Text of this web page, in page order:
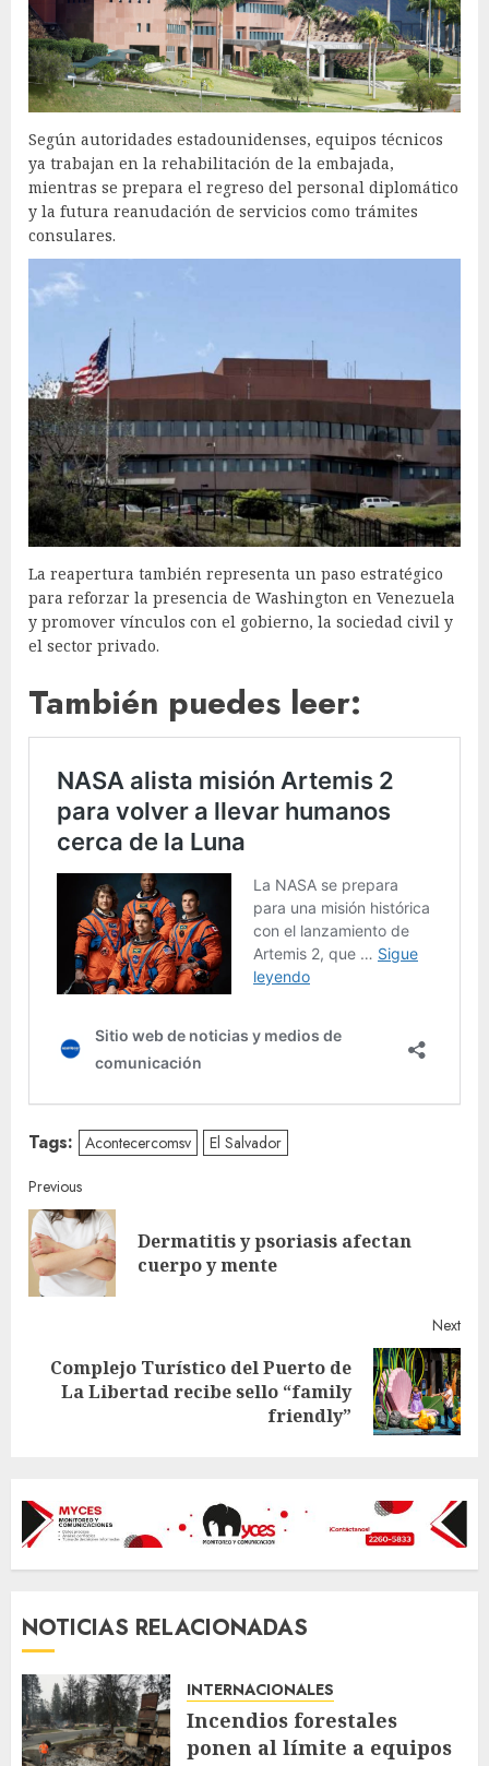
Según autoridades estadounidenses, equipos técnicos
ya trabajan en la rehabilitación de la embajada,
mientras se prepara el regreso del personal diplomático
y la futura reanudación de servicios como trámites
consulares.
La reapertura también representa un paso estratégico
para reforzar la presencia de Washington en Venezuela
y promover vínculos con el gobierno, la sociedad civil y
el sector privado.
También puedes leer:
Tags: Acontecercomsv El Salvador
Continue
Reading
Previous
Dermatitis y psoriasis afectan
cuerpo y mente
Next
Next
Complejo Turístico del Puerto de
La Libertad recibe sello “family
friendly”
NOTICIAS RELACIONADAS
INTERNACIONALES
Incendios forestales
ponen al límite a equipos